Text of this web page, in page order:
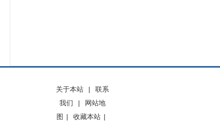
关于本站 |
联系
我们
|
网站地
图 | 收藏本站 |